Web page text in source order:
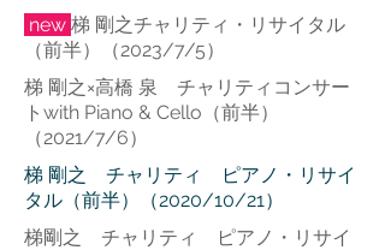
new 梯 剛之チャリティ・リサイタル
（前半）（2023/7/5）
梯 剛之×高橋 泉 チャリティコンサー
トwith Piano & Cello（前半）
（2021/7/6）
梯 剛之 チャリティ ピアノ・リサイ
タル（前半）（2020/10/21）
梯剛之 チャリティ ピアノ・リサイ